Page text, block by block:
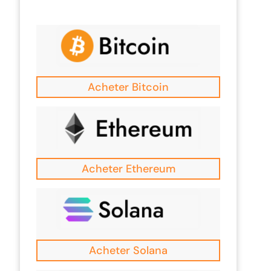
Acheter Bitcoin
Acheter Ethereum
Acheter Solana